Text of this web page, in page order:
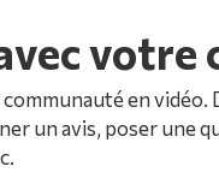
votre
en
un avis, poser une